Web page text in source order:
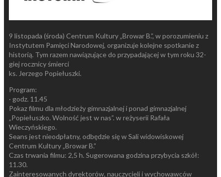
9 listopada (środa) Centrum Kultury „Browar B.”, w porozumieniu z
Instytutem Pamięci Narodowej, organizuje kolejne spotkanie z
historią. Tym razem nawiązujące do przypadającej w tym roku 32-
giej rocznicy śmierci
ks. Jerzego Popiełuszki.
Program:
· godz. 11.45
Pokaz filmu dla młodzieży gimnazjalnej i ponad gimnazjalnej
„Popiełuszko. Wolność jest w nas”. w reżyserii Rafała
Wieczyńskiego.
Seans jest nieodpłatny, odbędzie się w Sali widowiskowej
Centrum Kultury „Browar B.”
Czas trwania filmu: 2,5 h. Sugerowana godzina przybycia szkół:
11.30.
Zainteresowanych dyrektorów, nauczycieli i wychowawców